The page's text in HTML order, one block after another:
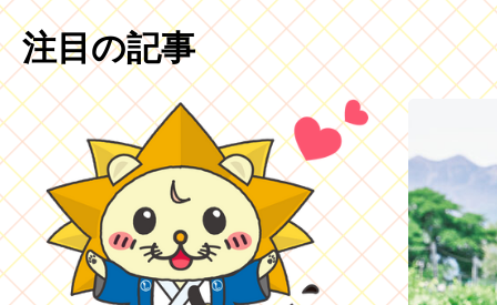
注目の記事